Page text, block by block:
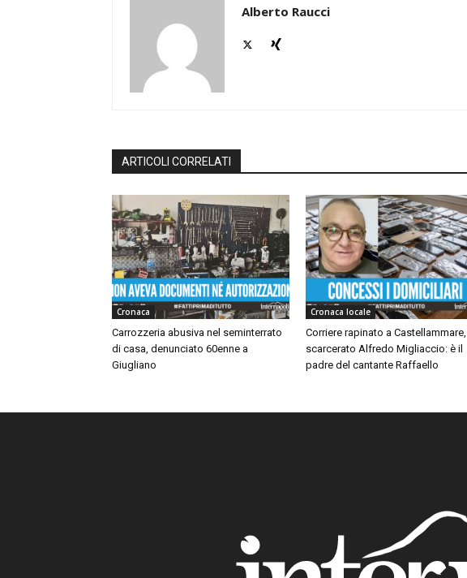
Alberto Raucci
ARTICOLI CORRELATI
Cronaca
Carrozzeria abusiva nel seminterrato
di casa, denunciato 60enne a
Giugliano
Cronaca locale
Corriere rapinato a Castellammare,
scarcerato Alfredo Migliaccio: è il
padre del cantante Raffaello